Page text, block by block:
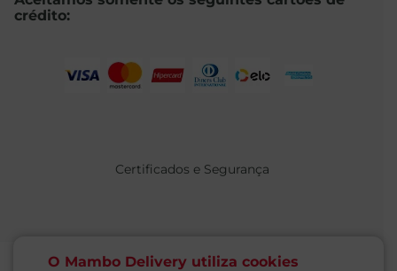
O Mambo Delivery utiliza cookies
crédito:
Certificados e Segurança